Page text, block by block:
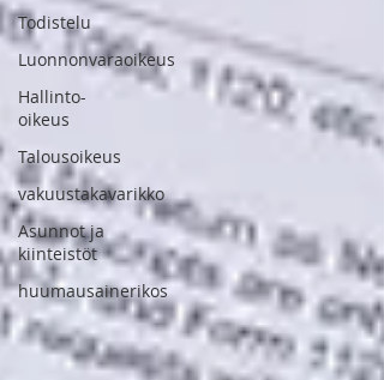
Todistelu
Luonnonvaraoikeus
Hallinto-
oikeus
Talousoikeus
vakuustakavarikko
Asunnot ja
kiinteistöt
huumausainerikos